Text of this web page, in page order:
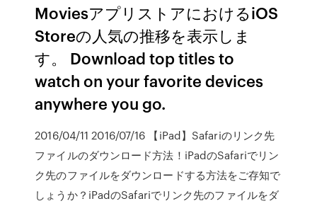
MoviesアプリストアにおけるiOS
Storeの人気の推移を表示しま
す。 Download top titles to
watch on your favorite devices
anywhere you go.
2016/04/11 2016/07/16 【iPad】Safariのリンク先
ファイルのダウンロード方法！iPadのSafariでリン
ク先のファイルをダウンロードする方法をご存知で
しょうか？iPadのSafariでリンク先のファイルをダ